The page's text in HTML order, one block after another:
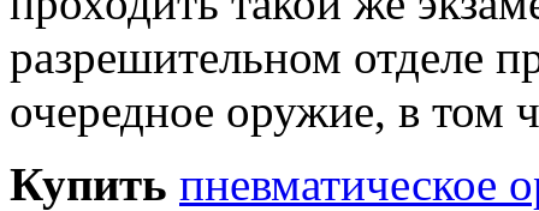
разрешительном отделе
очередное оружие, в том
Купить пневматическое